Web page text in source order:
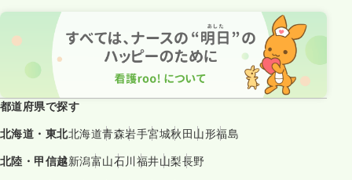
都道府県で探す
北海道・東北北海道青森岩手宮城秋田山形福島
北陸・甲信越新潟富山石川福井山梨長野